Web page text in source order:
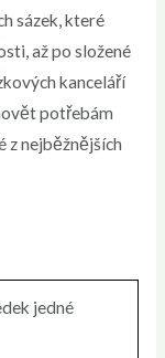
sázek, které
až po složené
kanceláří
potřebám
z nejběžnějších
jedné